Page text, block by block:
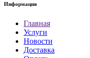
Информация
Главная
Услуги
Новости
Доставка